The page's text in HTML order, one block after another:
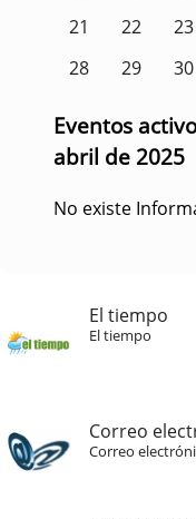
21
22 23
28
29 30
Eventos
abril de 2025
No existe
El tiempo
El tiempo
Correo
Correo